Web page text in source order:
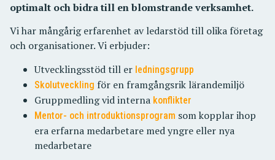
optimalt och bidra till en blomstrande verksamhet.
Vi har mångårig erfarenhet av ledarstöd till olika företag
och organisationer. Vi erbjuder:
Utvecklingsstöd till er ledningsgrupp
Skolutveckling för en framgångsrik lärandemiljö
Gruppmedling vid interna konflikter
Mentor- och introduktionsprogram som kopplar ihop
era erfarna medarbetare med yngre eller nya
medarbetare